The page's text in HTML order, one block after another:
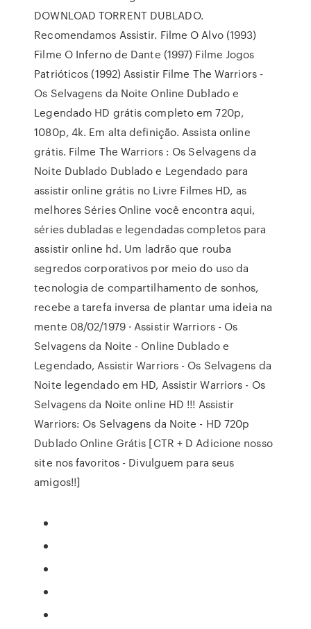
DOWNLOAD TORRENT DUBLADO.
Recomendamos Assistir. Filme O Alvo (1993)
Filme O Inferno de Dante (1997) Filme Jogos
Patrióticos (1992) Assistir Filme The Warriors -
Os Selvagens da Noite Online Dublado e
Legendado HD grátis completo em 720p,
1080p, 4k. Em alta definição. Assista online
grátis. Filme The Warriors : Os Selvagens da
Noite Dublado Dublado e Legendado para
assistir online grátis no Livre Filmes HD, as
melhores Séries Online você encontra aqui,
séries dubladas e legendadas completos para
assistir online hd. Um ladrão que rouba
segredos corporativos por meio do uso da
tecnologia de compartilhamento de sonhos,
recebe a tarefa inversa de plantar uma ideia na
mente 08/02/1979 · Assistir Warriors - Os
Selvagens da Noite - Online Dublado e
Legendado, Assistir Warriors - Os Selvagens da
Noite legendado em HD, Assistir Warriors - Os
Selvagens da Noite online HD !!! Assistir
Warriors: Os Selvagens da Noite - HD 720p
Dublado Online Grátis [CTR + D Adicione nosso
site nos favoritos - Divulguem para seus
amigos!!]